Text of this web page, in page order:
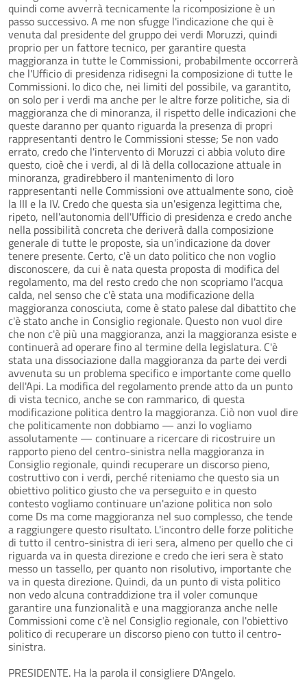
quindi come avverrà tecnicamente la ricomposizione è un
passo successivo. A me non sfugge l'indicazione che qui è
venuta dal presidente del gruppo dei verdi Moruzzi, quindi
proprio per un fattore tecnico, per garantire questa
maggioranza in tutte le Commissioni, probabilmente occorrerà
che l'Ufficio di presidenza ridisegni la composizione di tutte le
Commissioni. Io dico che, nei limiti del possibile, va garantito,
on solo per i verdi ma anche per le altre forze politiche, sia di
maggioranza che di minoranza, il rispetto delle indicazioni che
queste daranno per quanto riguarda la presenza di propri
rappresentanti dentro le Commissioni stesse; Se non vado
errato, credo che l'intervento di Moruzzi ci abbia voluto dire
questo, cioè che i verdi, al di là della collocazione attuale in
minoranza, gradirebbero il mantenimento di loro
rappresentanti nelle Commissioni ove attualmente sono, cioè
la III e la IV. Credo che questa sia un'esigenza legittima che,
ripeto, nell'autonomia dell'Ufficio di presidenza e credo anche
nella possibilità concreta che deriverà dalla composizione
generale di tutte le proposte, sia un'indicazione da dover
tenere presente. Certo, c'è un dato politico che non voglio
disconoscere, da cui è nata questa proposta di modifica del
regolamento, ma del resto credo che non scopriamo l'acqua
calda, nel senso che c'è stata una modificazione della
maggioranza conosciuta, come è stato palese dal dibattito che
c'è stato anche in Consiglio regionale. Questo non vuol dire
che non c'è più una maggioranza, anzi la maggioranza esiste e
continuerà ad operare fino al termine della legislatura. C'è
stata una dissociazione dalla maggioranza da parte dei verdi
avvenuta su un problema specifico e importante come quello
dell'Api. La modifica del regolamento prende atto da un punto
di vista tecnico, anche se con rammarico, di questa
modificazione politica dentro la maggioranza. Ciò non vuol dire
che politicamente non dobbiamo — anzi lo vogliamo
assolutamente — continuare a ricercare di ricostruire un
rapporto pieno del centro-sinistra nella maggioranza in
Consiglio regionale, quindi recuperare un discorso pieno,
costruttivo con i verdi, perché riteniamo che questo sia un
obiettivo politico giusto che va perseguito e in questo
contesto vogliamo continuare un'azione politica non solo
come Ds ma come maggioranza nel suo complesso, che tende
a raggiungere questo risultato. L'incontro delle forze politiche
di tutto il centro-sinistra di ieri sera, almeno per quello che ci
riguarda va in questa direzione e credo che ieri sera è stato
messo un tassello, per quanto non risolutivo, importante che
va in questa direzione. Quindi, da un punto di vista politico
non vedo alcuna contraddizione tra il voler comunque
garantire una funzionalità e una maggioranza anche nelle
Commissioni come c'è nel Consiglio regionale, con l'obiettivo
politico di recuperare un discorso pieno con tutto il centro-
sinistra.
PRESIDENTE. Ha la parola il consigliere D'Angelo.